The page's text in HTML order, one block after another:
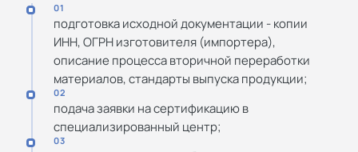
01
подготовка исходной документации - копии
ИНН, ОГРН изготовителя (импортера),
описание процесса вторичной переработки
материалов, стандарты выпуска продукции;
02
подача заявки на сертификацию в
специализированный центр;
03